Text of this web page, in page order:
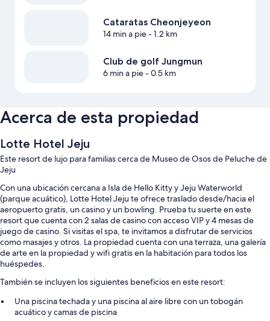
Cataratas Cheonjeyeon
14 min a pie- 1.2 km
Club de golf Jungmun
6 min a pie- 0.5 km
Acerca de esta propiedad
Lotte Hotel Jeju
Este resort de lujo para familias cerca de Museo de Osos de Peluche de
Jeju
Con una ubicación cercana a Isla de Hello Kitty y Jeju Waterworld
(parque acuático), Lotte Hotel Jeju te ofrece traslado desde/hacia el
aeropuerto gratis, un casino y un bowling. Prueba tu suerte en este
resort que cuenta con 2 salas de casino con acceso VIP y 4 mesas de
juego de casino. Si visitas el spa, te invitamos a disfrutar de servicios
como masajes y otros. La propiedad cuenta con una terraza, una galería
de arte en la propiedad y wifi gratis en la habitación para todos los
huéspedes.
También se incluyen los siguientes beneficios en este resort:
Una piscina techada y una piscina al aire libre con un tobogán
acuático y camas de piscina